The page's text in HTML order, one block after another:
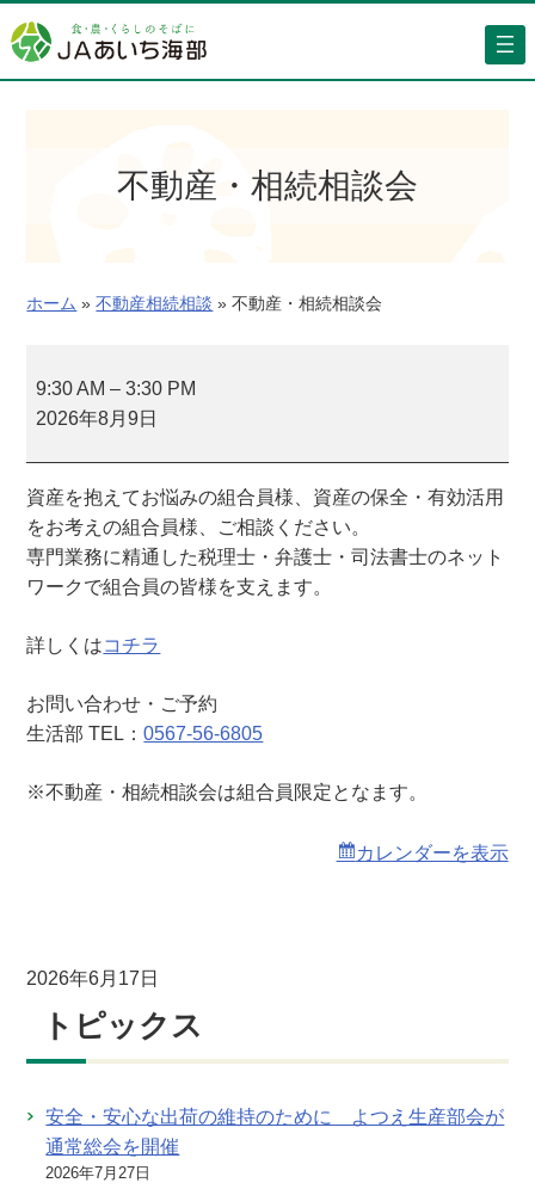
容
を
不動産・相続相談会
ホーム » 不動産相続相談 » 不動産・相続相談会
動
産
続
相
談
会
9:30 AM –3:30 PM
2026年8月9日
資産を抱えてお悩みの組合員様、資産の保全・有効活用
をお考えの組合員様、ご相談ください。
専門業務に精通した税理士・弁護士・司法書士のネット
ワークで組合員の皆様を支えます。
詳しくはコチラ
お問い合わせ・ご予約
生活部 TEL：0567-56-6805
※不動産・相続相談会は組合員限定となます。
カレンダーを表示
2026年6月17日
トピックス
安全・安心な出荷の維持のために よつえ生産部会が
通常総会を開催
2026年7月27日